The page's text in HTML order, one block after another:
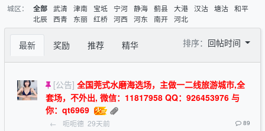
城区： 全部 武清 津南 宝坻 宁河 静海 蓟县 大港 汉沽 塘沽 和平
北辰 西青 东丽 红桥 河西 河东 南开 河北
最新 奖励 推荐 精华 排序： 回帖时间
[公告] 全国莞式水磨海选场，主做一二线旅游城市,全
套场，不外出, 微信：11817958 QQ：926453976 与
你：qt6969
← 呃呃德 29天前 89